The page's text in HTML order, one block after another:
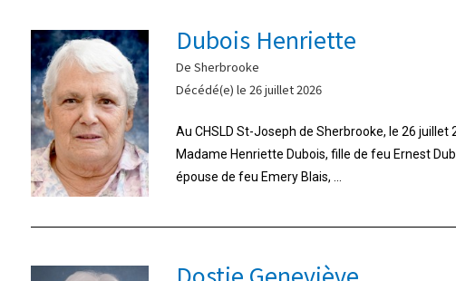
Dubois Henriette
De Sherbrooke
Décédé(e) le 26 juillet 2026
Au CHSLD St-Joseph de Sherbrooke, le 26 juillet
Madame Henriette Dubois, fille de feu Ernest
épouse de feu Emery Blais, ...